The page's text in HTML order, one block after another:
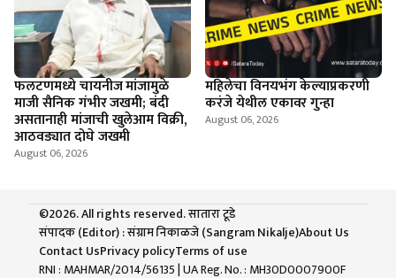
फलटणमध्ये चायनीज मांजामुळे
माजी सैनिक गंभीर जखमी; बंदी
असतानाही मांजाची खुलेआम विक्री,
आठवड्यात दोघे जखमी
August 06, 2026
महिलेचा विनयभंग केल्याप्रकरणी
करंजे येथील एकावर गुन्हा
August 06, 2026
©2026. All rights reserved. सातारा टूडे
संपादक (Editor) : संग्राम निकाळजे (Sangram Nikalje)About Us
Contact UsPrivacy policyTerms of use
RNI : MAHMAR/2014/56135| UA Reg. No. : MH30D0007900F